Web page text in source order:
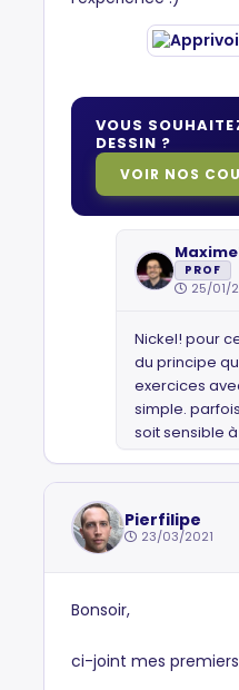
VOUS
DESSIN ?
VOIR NOS
PROF
25/01/
Nickel! pour
du principe
exercices
simple.
soit sensible
Pierfilipe
23/03/2021
Bonsoir,
ci-joint mes premiers